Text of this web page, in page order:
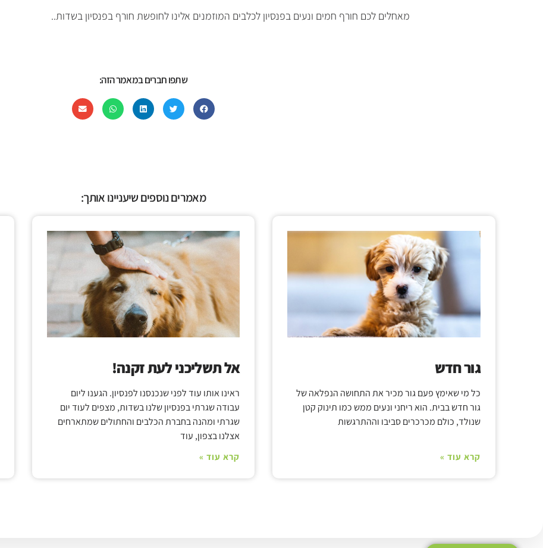
מאחלים לכם חורף חמים ונעים בפנסיון לכלבים המוזמנים אלינו לחופשת חורף בפנסיון בשדות..
שתפו חברים במאמר הזה:
מאמרים נוספים שיעניינו אותך:
גור חדש
כל מי שאימץ פעם גור מכיר את התחושה הנפלאה של
גור חדש בבית. הוא ריחני ונעים ממש כמו תינוק קטן
שנולד, כולם מכרכרים סביבו וההתרגשות
קרא עוד »
אל תשליכני לעת זקנה!
ראינו אותו עוד לפני שנכנסנו לפנסיון. הגענו ליום
עבודה שגרתי בפנסיון שלנו בשדות, מצפים לעוד יום
שגרתי ומהנה בחברת הכלבים והחתולים שמתארחים
אצלנו בצפון, עוד
קרא עוד »